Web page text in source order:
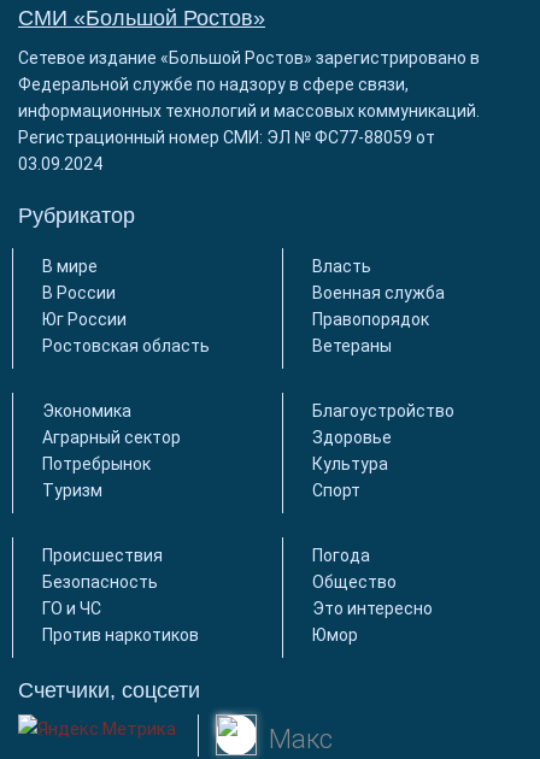
СМИ «Большой Ростов»
Сетевое издание «Большой Ростов» зарегистрировано в
Федеральной службе по надзору в сфере связи,
информационных технологий и массовых коммуникаций.
Регистрационный номер СМИ: ЭЛ № ФС77-88059 от
03.09.2024
Рубрикатор
В мире
В России
Юг России
Ростовская область
Власть
Военная служба
Правопорядок
Ветераны
Экономика
Аграрный сектор
Потребрынок
Туризм
Благоустройство
Здоровье
Культура
Спорт
Происшествия
Безопасность
ГО и ЧС
Против наркотиков
Погода
Общество
Это интересно
Юмор
Счетчики, соцсети
Макс